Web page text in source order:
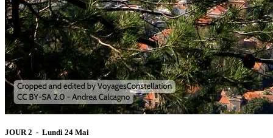
JOUR 2 - Lundi 24 Mai